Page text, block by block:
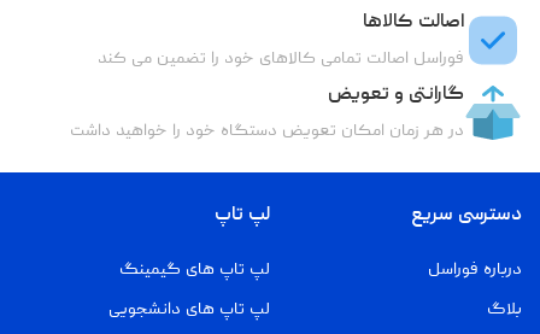
اصالت کالاها
فوراسل اصالت تمامی کالاهای خود را تضمین می کند
گارانتی و تعویض
در هر زمان امکان تعویض دستگاه خود را خواهید داشت
دسترسی سریع
درباره فوراسل
بلاگ
لپ تاپ
لپ تاپ های گیمینگ
لپ تاپ های دانشجویی